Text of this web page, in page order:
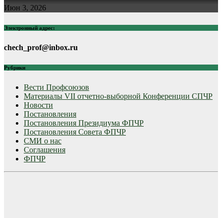
Июн 3, 2026
Электронный адрес:
chech_prof@inbox.ru
Рубрики
Вести Профсоюзов
Материалы VII отчетно-выборной Конференции СПЧР
Новости
Постановления
Постановления Президиума ФПЧР
Постановления Совета ФПЧР
СМИ о нас
Соглашения
ФПЧР